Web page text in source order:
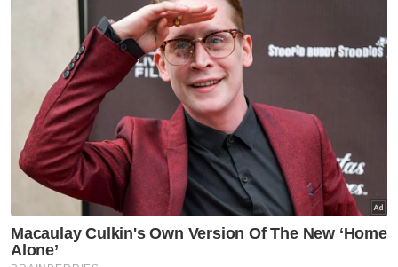
Masuk | Daftar VPoints: 0
PLUS
MOF